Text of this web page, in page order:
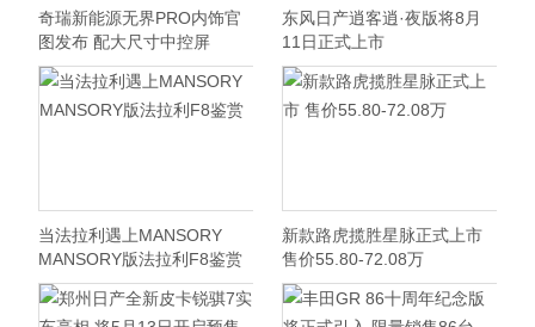
奇瑞新能源无界PRO内饰官
图发布 配大尺寸中控屏
东风日产逍客逍·夜版将8月
11日正式上市
当法拉利遇上MANSORY
MANSORY版法拉利F8鉴赏
新款路虎揽胜星脉正式上市
售价55.80-72.08万